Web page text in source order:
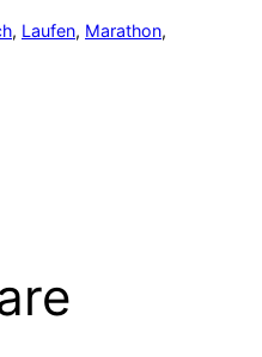
, Laufen, Marathon